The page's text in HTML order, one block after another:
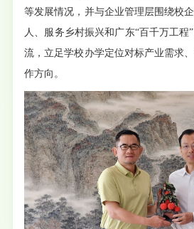
等发展情况，并与企业管理层围绕校
人、服务乡村振兴和广东“百千万工程
流，立足学校办学定位对标产业需求
作方向。